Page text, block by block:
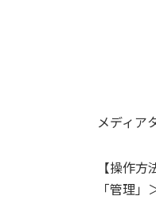
メディア
【操作方
「管理